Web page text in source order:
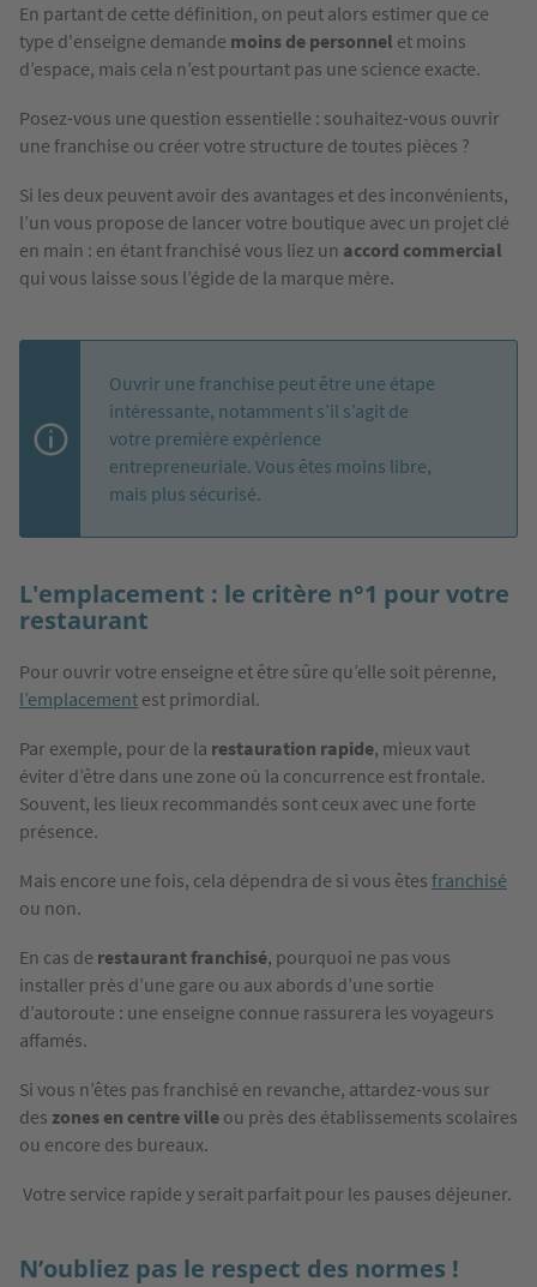
En partant de cette définition, on peut alors estimer que ce
type d'enseigne demande moins de personnel et moins
d’espace, mais cela n’est pourtant pas une science exacte.
Posez-vous une question essentielle : souhaitez-vous ouvrir
une franchise ou créer votre structure de toutes pièces ?
Si les deux peuvent avoir des avantages et des inconvénients,
l’un vous propose de lancer votre boutique avec un projet clé
en main : en étant franchisé vous liez un accord commercial
qui vous laisse sous l’égide de la marque mère.
Ouvrir une franchise peut être une étape
intéressante, notamment s’il s’agit de
votre première expérience
entrepreneuriale. Vous êtes moins libre,
mais plus sécurisé.
L'emplacement : le critère n°1 pour votre
restaurant
Pour ouvrir votre enseigne et être sûre qu’elle soit pérenne,
l’emplacement est primordial.
Par exemple, pour de la restauration rapide, mieux vaut
éviter d’être dans une zone où la concurrence est frontale.
Souvent, les lieux recommandés sont ceux avec une forte
présence.
Mais encore une fois, cela dépendra de si vous êtes franchisé
ou non.
En cas de restaurant franchisé, pourquoi ne pas vous
installer près d’une gare ou aux abords d’une sortie
d’autoroute : une enseigne connue rassurera les voyageurs
affamés.
Si vous n’êtes pas franchisé en revanche, attardez-vous sur
des zones en centre ville ou près des établissements scolaires
ou encore des bureaux.
Votre service rapide y serait parfait pour les pauses déjeuner.
N’oubliez pas le respect des normes !